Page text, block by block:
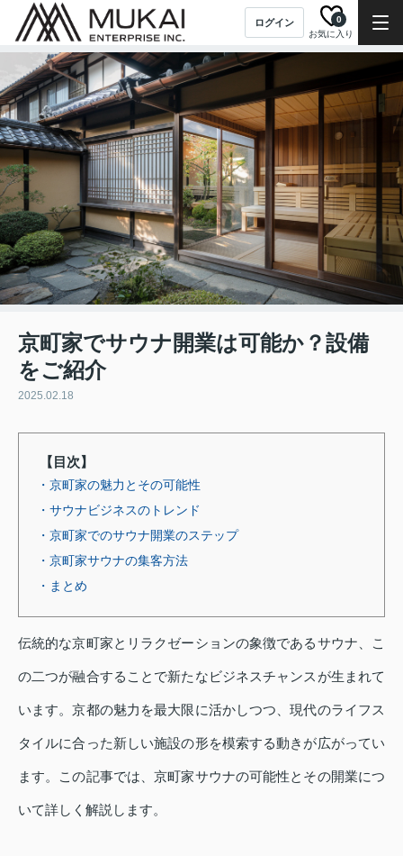
ログイン
お気に入り
0
京町家でサウナ開業は可能か？設備
をご紹介
2025.02.18
【目次】
・京町家の魅力とその可能性
・サウナビジネスのトレンド
・京町家でのサウナ開業のステップ
・京町家サウナの集客方法
・まとめ
伝統的な京町家とリラクゼーションの象徴であるサウナ、こ
の二つが融合することで新たなビジネスチャンスが生まれて
います。京都の魅力を最大限に活かしつつ、現代のライフス
タイルに合った新しい施設の形を模索する動きが広がってい
ます。この記事では、京町家サウナの可能性とその開業につ
いて詳しく解説します。